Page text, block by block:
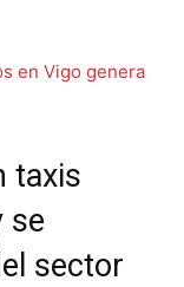
taxis
se
sector